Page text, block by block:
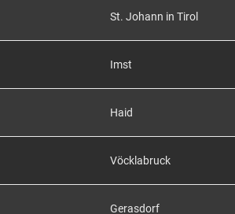
St. Johann in Tirol
Imst
Haid
Vöcklabruck
Gerasdorf